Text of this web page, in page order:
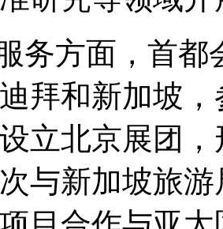
务方面，首都
拜和新加坡
立北京展团
与新加坡旅